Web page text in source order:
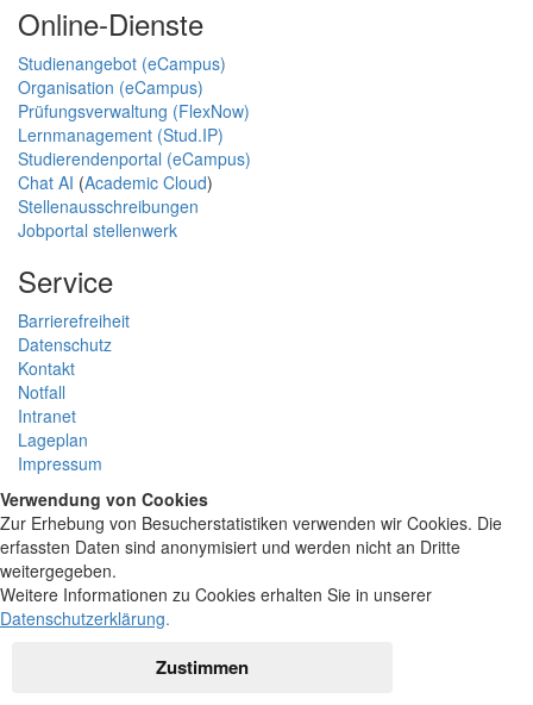
Online-Dienste
Studienangebot (eCampus)
Organisation (eCampus)
Prüfungsverwaltung (FlexNow)
Lernmanagement (Stud.IP)
Studierendenportal (eCampus)
Chat AI (Academic Cloud)
Stellenausschreibungen
Jobportal stellenwerk
Service
Barrierefreiheit
Datenschutz
Kontakt
Notfall
Intranet
Lageplan
Impressum
Verwendung von Cookies
Zur Erhebung von Besucherstatistiken verwenden wir Cookies. Die
erfassten Daten sind anonymisiert und werden nicht an Dritte
weitergegeben.
Weitere Informationen zu Cookies erhalten Sie in unserer
Datenschutzerklärung.
Zustimmen